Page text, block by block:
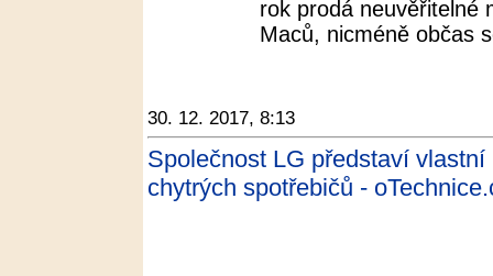
rok prodá neuvěřitelné
Maců, nicméně občas
30. 12. 2017, 8:13
Společnost LG představí
chytrých spotřebičů -